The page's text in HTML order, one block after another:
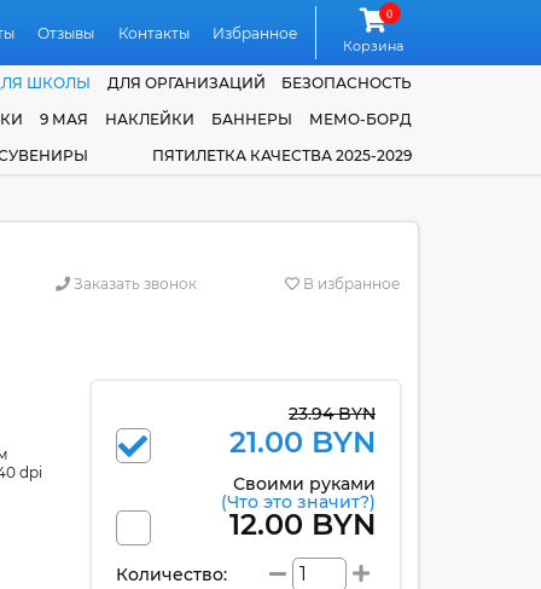
Отзывы Контакты Избранное
0
Корзина
ШКОЛЫ ДЛЯ ОРГАНИЗАЦИЙ
БЕЗОПАСНОСТЬ
9 МАЯ НАКЛЕЙКИ БАННЕРЫ
МЕМО-БОРД
ПЯТИЛЕТКА КАЧЕСТВА 2025-2029
Заказать звонок В избранное
dpi
23.94 BYN
21.00 BYN
Своими руками
(Что это значит?)
12.00 BYN
Количество: